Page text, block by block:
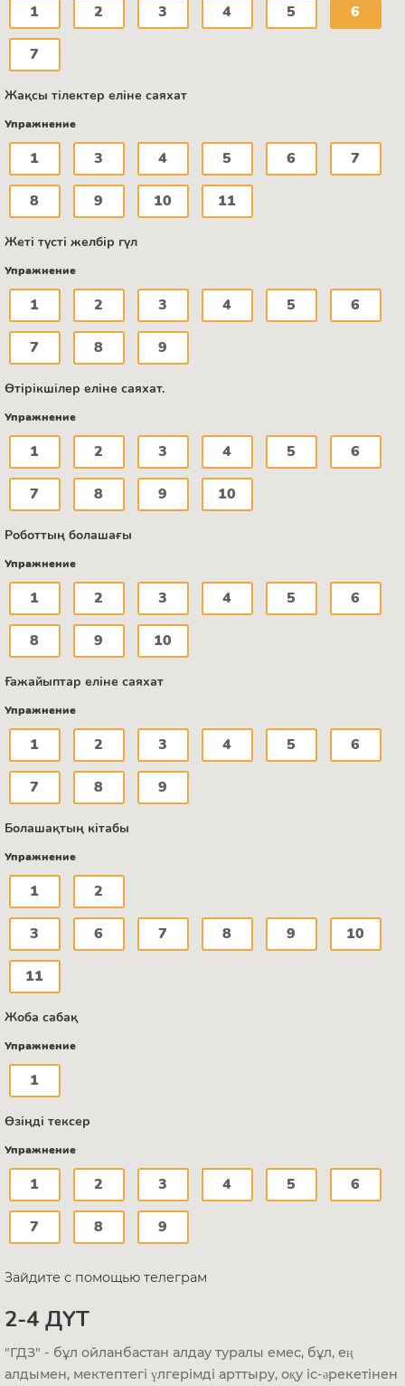
1 2 3 4 5 6
7
Жақсы тілектер еліне саяхат
Упражнение
1 3 4 5 6 7
8 9 10 11
Жеті түсті желбір гүл
Упражнение
1 2 3 4 5 6
7 8 9
Өтірікшілер еліне саяхат.
Упражнение
1 2 3 4 5 6
7 8 9 10
Роботтың болашағы
Упражнение
1 2 3 4 5 6
8 9 10
Ғажайыптар еліне саяхат
Упражнение
1 2 3 4 5 6
7 8 9
Болашақтың кітабы
Упражнение
1 2
3 6 7 8 9 10
11
Жоба сабақ
Упражнение
1
Өзіңді тексер
Упражнение
1 2 3 4 5 6
7 8 9
Зайдите с помощью телеграм
2-4 ДҮТ
"ГДЗ" - бұл ойланбастан алдау туралы емес, бұл, ең
алдымен, мектептегі үлгерімді арттыру, оқу іс-әрекетінен